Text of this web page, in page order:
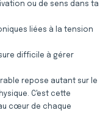
ou de sens dans ta
liées à la tension
difficile à gérer
repose autant sur le
C'est cette
cœur de chaque